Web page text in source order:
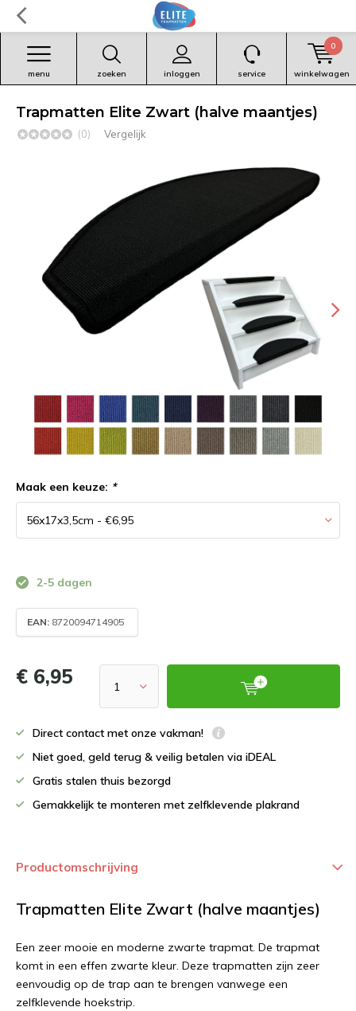
zoeken inloggen
menu service winkelwagen
0
Trapmatten Elite Zwart (halve maantjes)
(0) Vergelijk
Maak een keuze: *
2-5 dagen
EAN: 8720094714905
€ 6,95
Direct contact met onze vakman!
Niet goed, geld terug & veilig betalen via iDEAL
Gratis stalen thuis bezorgd
Gemakkelijk te monteren met zelfklevende plakrand
Productomschrijving
Trapmatten Elite Zwart (halve maantjes)
Een zeer mooie en moderne zwarte trapmat. De trapmat
komt in een effen zwarte kleur. Deze trapmatten zijn zeer
eenvoudig op de trap aan te brengen vanwege een
zelfklevende hoekstrip.